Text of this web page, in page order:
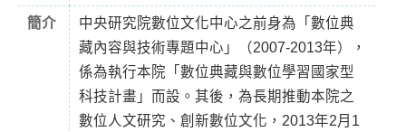
簡介
中央研究院數位文化中心之前身為「數位典
藏內容與技術專題中心」（2007-2013年），
係為執行本院「數位典藏與數位學習國家型
科技計畫」而設。其後，為長期推動本院之
數位人文研究、創新數位文化，2013年2月1